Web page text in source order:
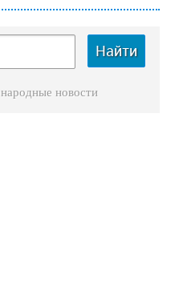
Найти
народные новости